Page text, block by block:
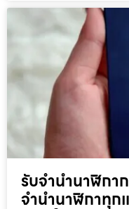
รับจำนำนาฬิกา
จำนำนาฬิกาทุก